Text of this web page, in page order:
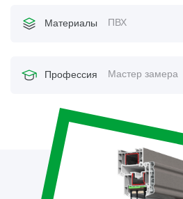
Материалы ПВХ
Профессия Мастер замера